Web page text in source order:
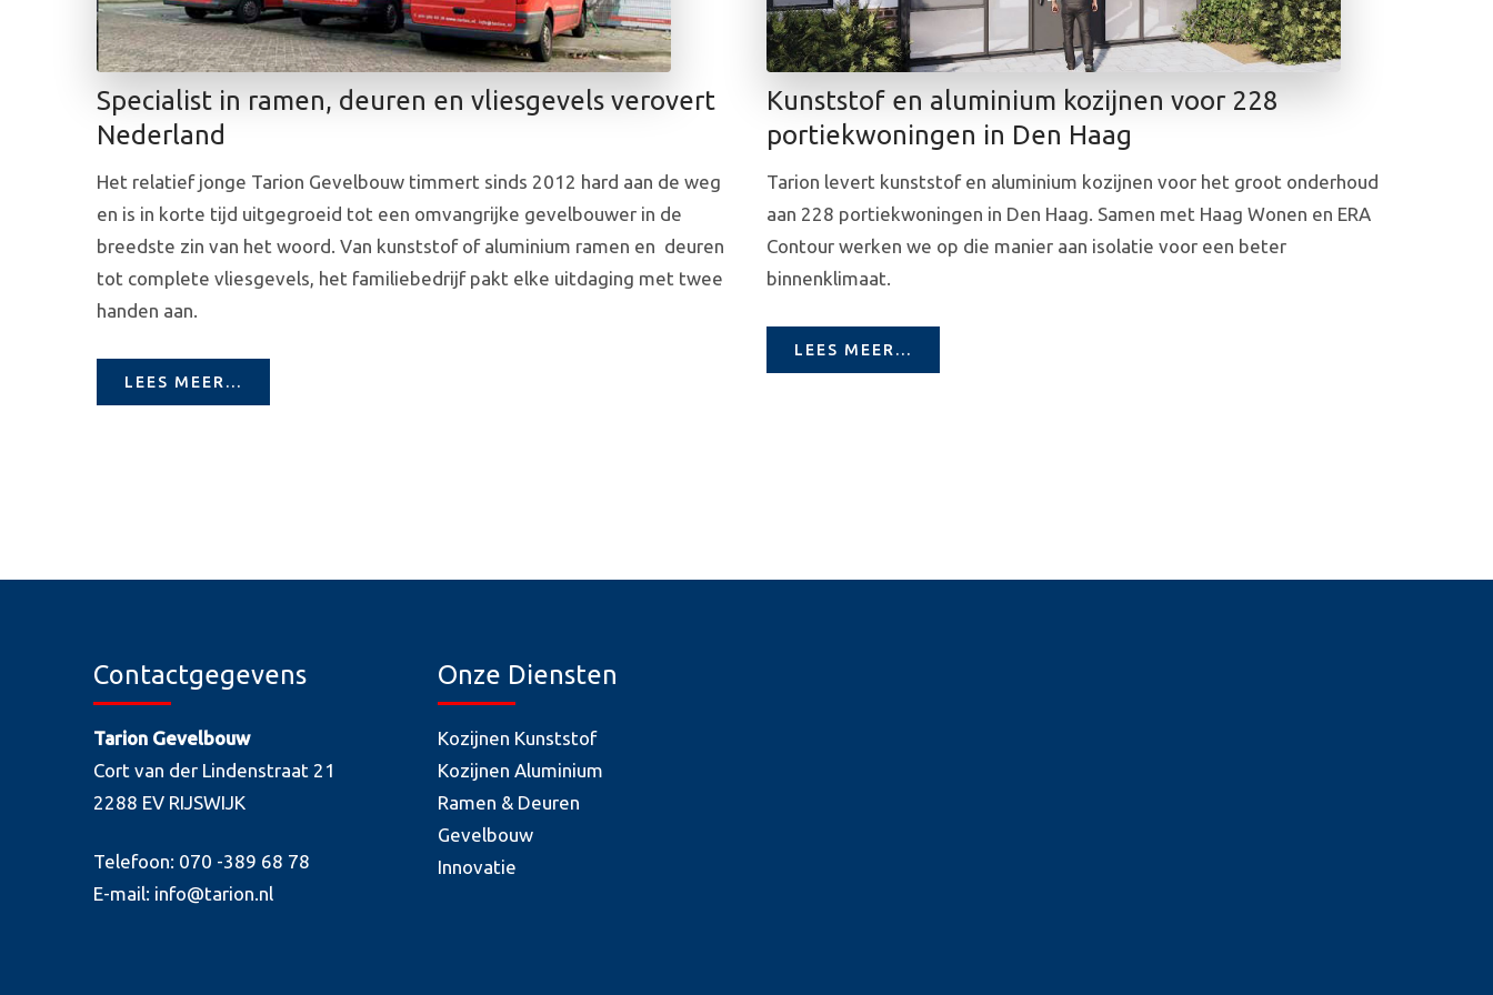
Specialist in ramen, deuren en vliesgevels verovert
Nederland
Het relatief jonge Tarion Gevelbouw timmert sinds 2012 hard aan de weg
en is in korte tijd uitgegroeid tot een omvangrijke gevelbouwer in de
breedste zin van het woord. Van kunststof of aluminium ramen en deuren
tot complete vliesgevels, het familiebedrijf pakt elke uitdaging met twee
handen aan.
LEES MEER...
Kunststof en aluminium kozijnen voor 228
portiekwoningen in Den Haag
Tarion levert kunststof en aluminium kozijnen voor het groot onderhoud
aan 228 portiekwoningen in Den Haag. Samen met Haag Wonen en ERA
Contour werken we op die manier aan isolatie voor een beter
binnenklimaat.
LEES MEER...
Contactgegevens
Tarion Gevelbouw
Cort van der Lindenstraat 21
2288 EV RIJSWIJK
Telefoon: 070 -389 68 78
E-mail: info@tarion.nl
Onze Diensten
Kozijnen Kunststof
Kozijnen Aluminium
Ramen & Deuren
Gevelbouw
Innovatie